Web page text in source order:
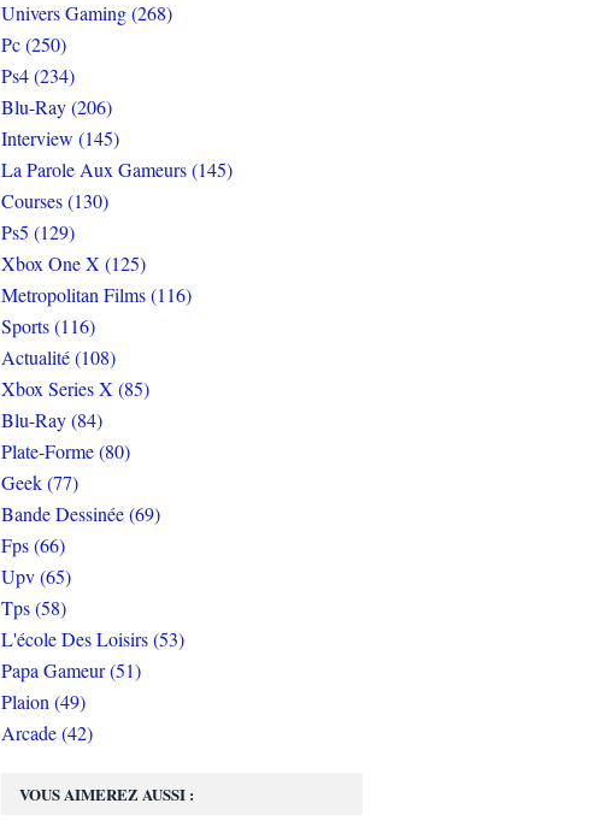
VOUS AIMEREZ AUSSI :
Univers Gaming (268)
Pc (250)
Ps4 (234)
Blu-Ray (206)
Interview (145)
La Parole Aux Gameurs (145)
Courses (130)
Ps5 (129)
Xbox One X (125)
Metropolitan Films (116)
Sports (116)
Actualité (108)
Xbox Series X (85)
Blu-Ray (84)
Plate-Forme (80)
Geek (77)
Bande Dessinée (69)
Fps (66)
Upv (65)
Tps (58)
L'école Des Loisirs (53)
Papa Gameur (51)
Plaion (49)
Arcade (42)